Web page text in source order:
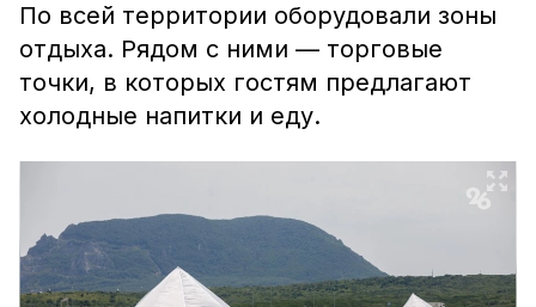
По всей территории оборудовали зоны
отдыха. Рядом с ними — торговые
точки, в которых гостям предлагают
холодные напитки и еду.